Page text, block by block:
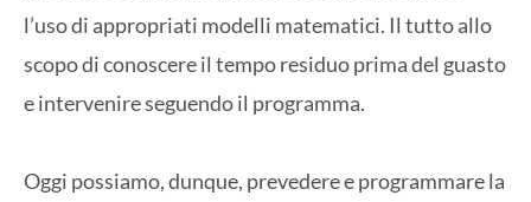
l’uso di appropriati modelli matematici. Il tutto allo
scopo di conoscere il tempo residuo prima del guasto
e intervenire seguendo il programma.
Oggi possiamo, dunque, prevedere e programmare la